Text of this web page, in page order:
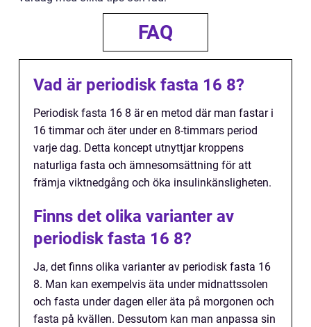
FAQ
Vad är periodisk fasta 16 8?
Periodisk fasta 16 8 är en metod där man fastar i
16 timmar och äter under en 8-timmars period
varje dag. Detta koncept utnyttjar kroppens
naturliga fasta och ämnesomsättning för att
främja viktnedgång och öka insulinkänsligheten.
Finns det olika varianter av
periodisk fasta 16 8?
Ja, det finns olika varianter av periodisk fasta 16
8. Man kan exempelvis äta under midnattssolen
och fasta under dagen eller äta på morgonen och
fasta på kvällen. Dessutom kan man anpassa sin